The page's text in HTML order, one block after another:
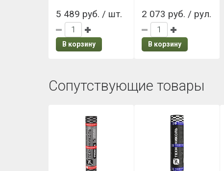
5 489 руб. / шт.
В корзину
2 073 руб. / рул.
В корзину
Сопутствующие товары